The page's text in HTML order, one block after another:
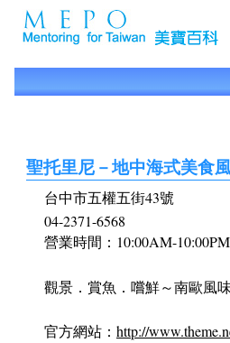
聖托里尼－地中海式美食
台中市五權五街43號
04-2371-6568
營業時間：10:00AM-
觀景．賞魚．嚐鮮～南歐風
官方網站： http://